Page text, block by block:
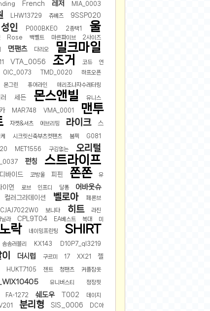
French 레저
MIA_0003
LHW13729 쥬베즈
9SSP020
성인 P000BKEO 2종택1 울
Rose 백벨트 마른파이브
2사이즈
면팬츠 다리오
밀크마일
VTA_0056 조거 코듀
언
OIC_0073 TMD_0020 하프오픈
몬그린 퓨어라인 애리조나자수레터링
세든 몬스앤빌 유니스
MAR748 VMA_0001
맨투
자켓&셔츠 에브리띵 라이크
스
시크릿신축부츠컷팬츠 붐픽 G081
MET1556 구김없는 오리털
펀칭
스트라이프
디바이드 코방울 피핀 쫀쫀 유
이언 로브 인프디 달퐁 어바웃슈
컬러그라데이션 벨로아 페론브
CJAJ7022W0 보니타 히트
라진
닐라 CPL9T04 EA베스트 복대
미
락 네이밍프린팅 SHIRT
솜솜러블리 KX143 D10P7_ql3219
더시럽 구르미 17 XX21
젤
HUKT7105 젠트 청팬츠 커플잠옷
유니버스티 정장핏
FA-1272 쉐도우 T002
데이지
분리형 SIS_0006 DC아
2024-11-22
2024-11-13
2024-09-10
2024-09-09
2024-09-05
2024-09-05
2024-09-04
2024-09-04